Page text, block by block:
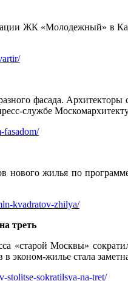
ЖК «Молодежный» в
фасада. Архитекторы
службе
fasadom/
жилья по
kvadratov-zhilya/
треть
«старой Москвы»
эконом-жилье стала
stolitse-sokratilsya-na-tret/